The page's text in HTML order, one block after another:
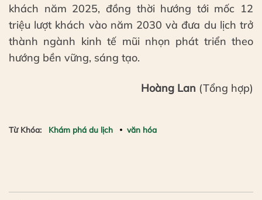
khách năm 2025, đồng thời hướng tới mốc 12
triệu lượt khách vào năm 2030 và đưa du lịch trở
thành ngành kinh tế mũi nhọn phát triển theo
hướng bền vững, sáng tạo.
Hoàng Lan (Tổng hợp)
Từ Khóa: Khám phá du lịch văn hóa